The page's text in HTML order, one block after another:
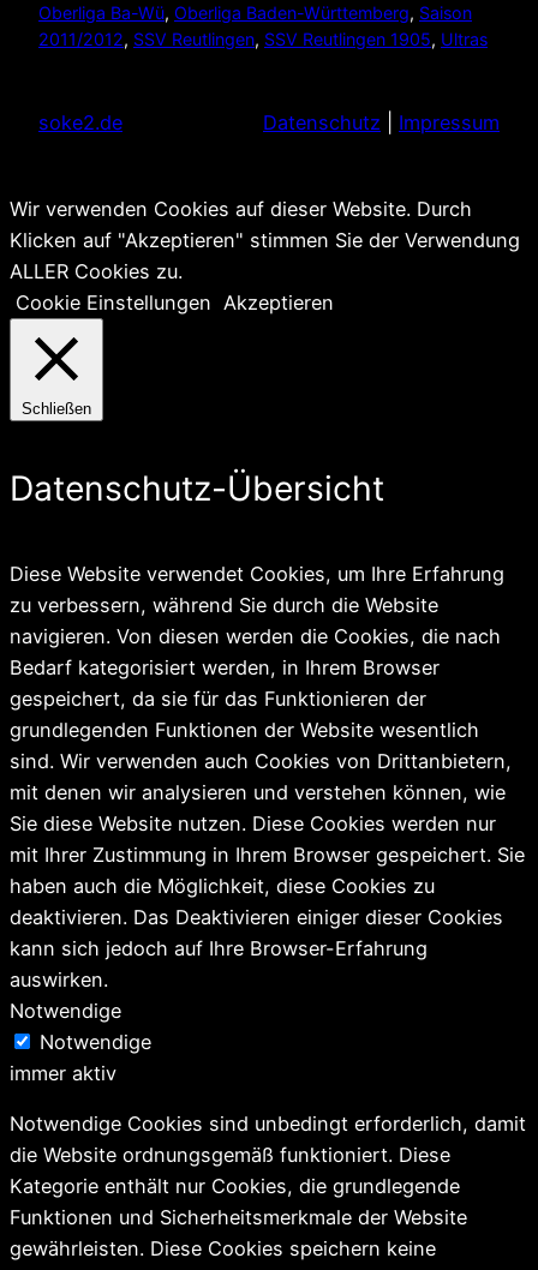
Oberliga Ba-Wü, Oberliga Baden-Württemberg, Saison
2011/2012, SSV Reutlingen, SSV Reutlingen 1905, Ultras
soke2.de Datenschutz Impressum
Wir verwenden Cookies auf dieser Website. Durch
Klicken auf "Akzeptieren" stimmen Sie der Verwendung
ALLER Cookies zu.
Cookie Einstellungen Akzeptieren
Schließen
Datenschutz-Übersicht
Diese Website verwendet Cookies, um Ihre Erfahrung
zu verbessern, während Sie durch die Website
navigieren. Von diesen werden die Cookies, die nach
Bedarf kategorisiert werden, in Ihrem Browser
gespeichert, da sie für das Funktionieren der
grundlegenden Funktionen der Website wesentlich
sind. Wir verwenden auch Cookies von Drittanbietern,
mit denen wir analysieren und verstehen können, wie
Sie diese Website nutzen. Diese Cookies werden nur
mit Ihrer Zustimmung in Ihrem Browser gespeichert. Sie
haben auch die Möglichkeit, diese Cookies zu
deaktivieren. Das Deaktivieren einiger dieser Cookies
kann sich jedoch auf Ihre Browser-Erfahrung
auswirken.
Notwendige
Notwendige
immer aktiv
Notwendige Cookies sind unbedingt erforderlich, damit
die Website ordnungsgemäß funktioniert. Diese
Kategorie enthält nur Cookies, die grundlegende
Funktionen und Sicherheitsmerkmale der Website
gewährleisten. Diese Cookies speichern keine